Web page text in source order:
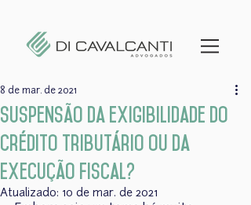
Suspensão da exigibilidade do
crédito tributário ou da
Execução Fiscal?
8 de mar. de 2021
Atualizado: 10 de mar. de 2021